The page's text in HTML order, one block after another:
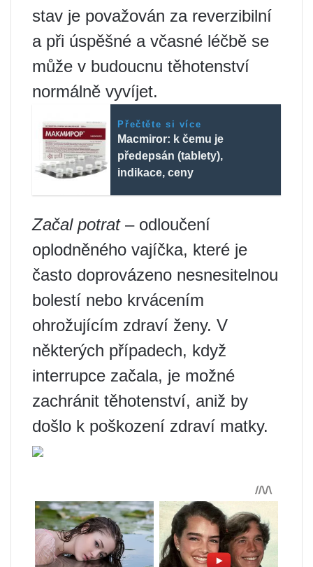
stav je považován za reverzibilní
a při úspěšné a včasné léčbě se
může v budoucnu těhotenství
normálně vyvíjet.
Přečtěte si více
Macmiror: k čemu je
předepsán (tablety),
indikace, ceny
Začal potrat– odloučení
oplodněného vajíčka, které je
často doprovázeno nesnesitelnou
bolestí nebo krvácením
ohrožujícím zdraví ženy. V
některých případech, když
interrupce začala, je možné
zachránit těhotenství, aniž by
došlo k poškození zdraví matky.